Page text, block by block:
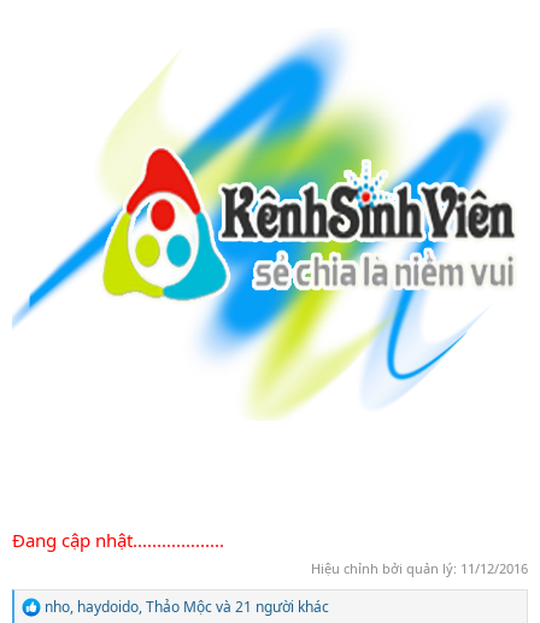
Đang cập nhật...................
Hiệu chỉnh bởi quản lý: 11/12/2016
R
nho, haydoido,Thảo Mộcvà 21 người khác